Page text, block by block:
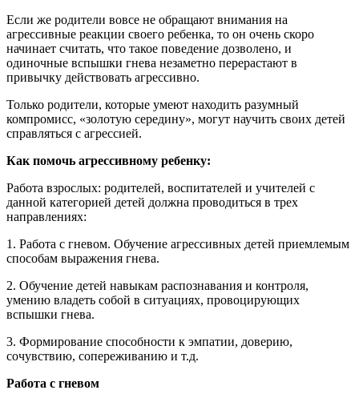
Если же родители вовсе не обращают внимания на
агрессивные реакции своего ребенка, то он очень скоро
начинает считать, что такое поведение дозволено, и
одиночные вспышки гнева незаметно перерастают в
привычку действовать агрессивно.
Только родители, которые умеют находить разумный
компромисс, «золотую середину», могут научить своих детей
справляться с агрессией.
Как помочь агрессивному ребенку:
Работа взрослых: родителей, воспитателей и учителей с
данной категорией детей должна проводиться в трех
направлениях:
1. Работа с гневом. Обучение агрессивных детей приемлемым
способам выражения гнева.
2. Обучение детей навыкам распознавания и контроля,
умению владеть собой в ситуациях, провоцирующих
вспышки гнева.
3. Формирование способности к эмпатии, доверию,
сочувствию, сопереживанию и т.д.
Работа с гневом